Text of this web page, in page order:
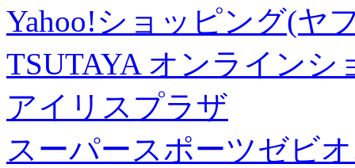
Yahoo!ショッピング(ヤ
TSUTAYA オンラインシ
アイリスプラザ
スーパースポーツゼビ